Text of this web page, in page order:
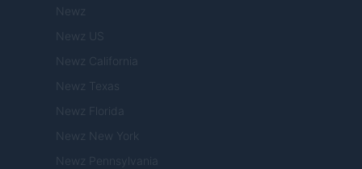
Newz
Newz US
Newz California
Newz Texas
Newz Florida
Newz New York
Newz Pennsylvania